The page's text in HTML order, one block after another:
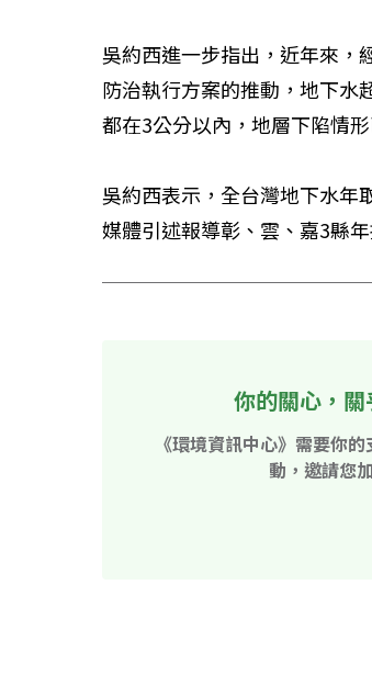
吳約西進一步指出，近年來，
防治執行方案的推動，地下水
都在3公分以內，地層下陷情形
吳約西表示，全台灣地下水年
媒體引述報導彰、雲、嘉3縣
你的關心，
《環境資訊中心》需要你
動，邀請您